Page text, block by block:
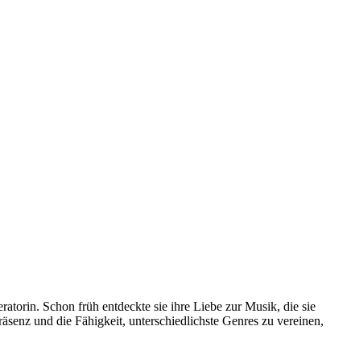
Schon früh entdeckte sie ihre Liebe zur Musik, die sie
und die Fähigkeit, unterschiedlichste Genres zu vereinen,